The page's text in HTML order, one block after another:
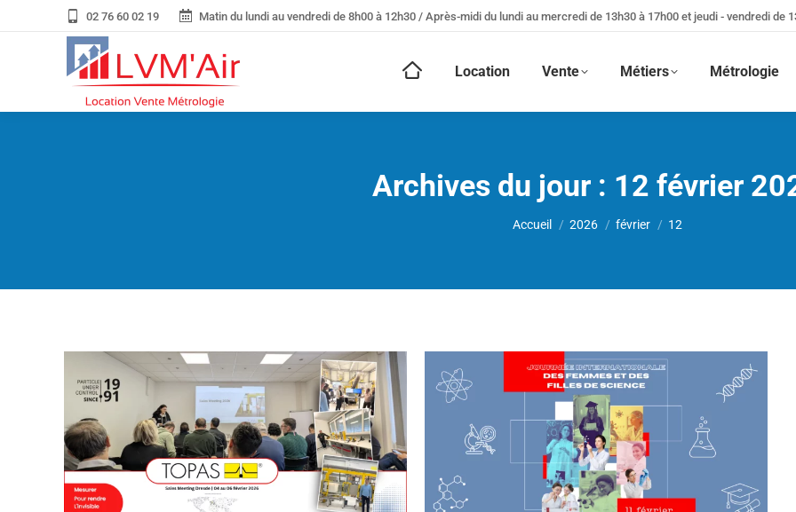
02 76 60 02 19 Matin du lundi au vendredi de 8h00 à 12h30 / Après-midi du lundi au mercredi de 13h30 à 17h00 et jeudi - vendredi de
Location Vente Métiers Métrologie
Archives du jour : 12 février
Accueil 2026 février 12